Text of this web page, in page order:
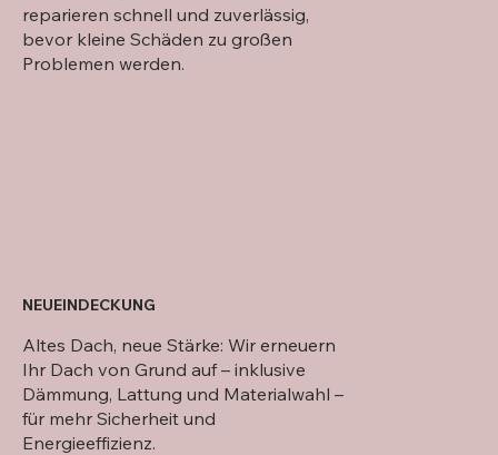
reparieren schnell und zuverlässig,
bevor kleine Schäden zu großen
Problemen werden.
Altes Dach, neue Stärke: Wir erneuern
Ihr Dach von Grund auf – inklusive
Dämmung, Lattung und Materialwahl –
für mehr Sicherheit und
Energieeffizienz.
NEUEINDECKUNG